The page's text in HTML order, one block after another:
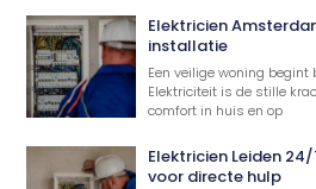
Elektricien
installatie
Een veilige woning begint
Elektriciteit is de stille
comfort in huis en op
Elektricien Leiden
voor directe hulp